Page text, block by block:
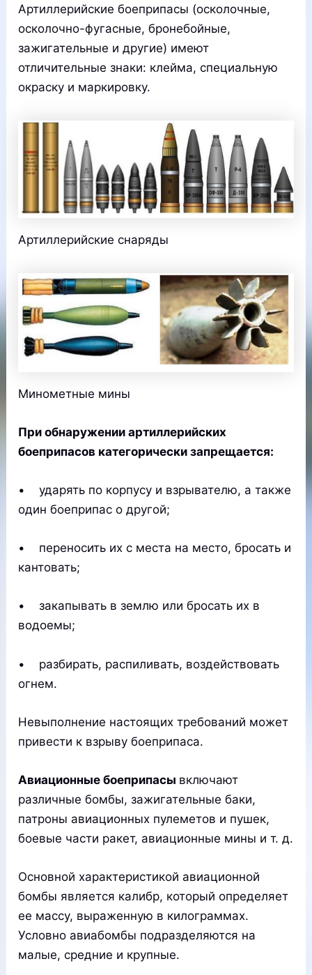
Артиллерийские боеприпасы (осколочные,
осколочно-фугасные, бронебойные,
зажигательные и другие) имеют
отличительные знаки: клейма, специальную
окраску и маркировку.
Артиллерийские снаряды
Минометные мины
При обнаружении артиллерийских
боеприпасов категорически запрещается:
• ударять по корпусу и взрывателю, а также
один боеприпас о другой;
• переносить их с места на место, бросать и
кантовать;
• закапывать в землю или бросать их в
водоемы;
• разбирать, распиливать, воздействовать
огнем.
Невыполнение настоящих требований может
привести к взрыву боеприпаса.
Авиационные боеприпасы включают
различные бомбы, зажигательные баки,
патроны авиационных пулеметов и пушек,
боевые части ракет, авиационные мины и т. д.
Основной характеристикой авиационной
бомбы является калибр, который определяет
ее массу, выраженную в килограммах.
Условно авиабомбы подразделяются на
малые, средние и крупные.